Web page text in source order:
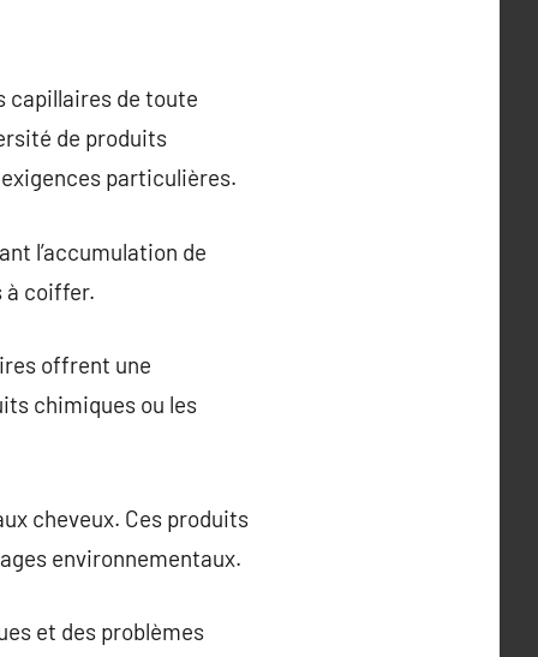
capillaires de toute
de produits
particulières.
l’accumulation de
à coiffer.
offrent une
chimiques ou les
cheveux. Ces produits
environnementaux.
et des problèmes